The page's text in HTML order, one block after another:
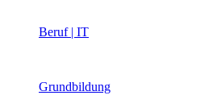
Beruf | IT
Grundbildung